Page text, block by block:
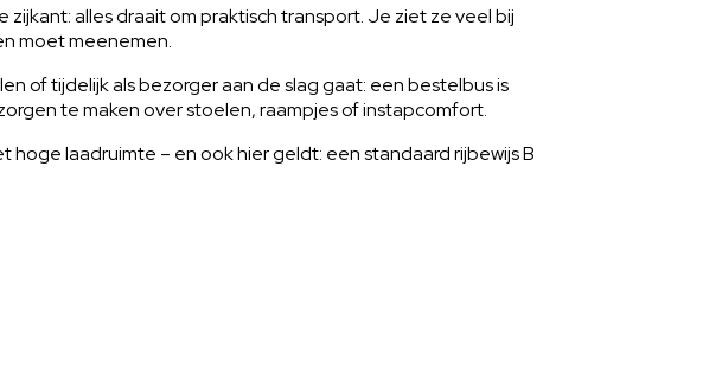
alles draait om praktisch transport. Je ziet ze veel bij
moet meenemen.
of tijdelijk als bezorger aan de slag gaat: een bestelbus is
te maken over stoelen, raampjes of instapcomfort.
laadruimte – en ook hier geldt: een standaard rijbewijs B